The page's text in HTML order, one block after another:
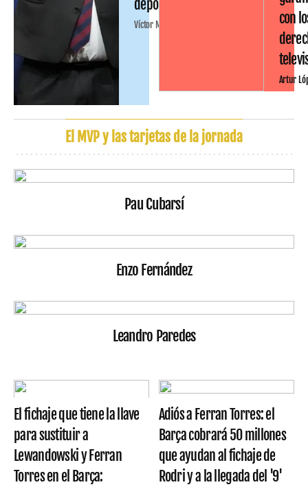
deportiva
Víctor Malo
con
Artur
El MVP y las tarjetas de la jornada
Pau Cubarsí
Enzo Fernández
Leandro Paredes
El fichaje que tiene la llave
para sustituir a
Lewandowski y Ferran
Torres en el Barça:
Adiós a Ferran Torres: el
Barça cobrará 50 millones
que ayudan al fichaje de
Rodri y a la llegada del '9'